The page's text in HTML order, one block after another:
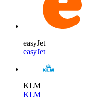
easyJet
easyJet
KLM
KLM